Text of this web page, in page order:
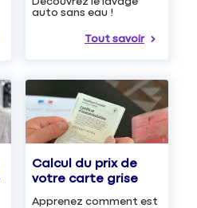
auto sans eau !
Tout savoir
Calcul du prix de
votre carte grise
Apprenez comment est